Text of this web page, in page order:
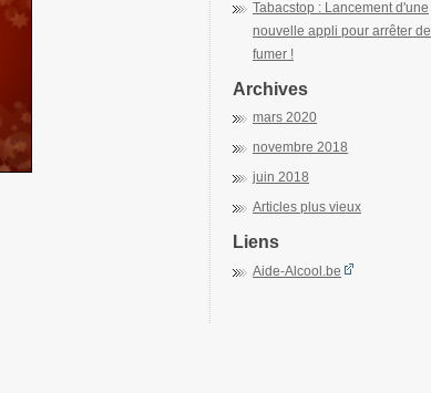
Tabacstop : Lancement d'une
nouvelle appli pour arrêter de
fumer !
Archives
mars 2020
novembre 2018
juin 2018
Articles plus vieux
Liens
Aide-Alcool.be